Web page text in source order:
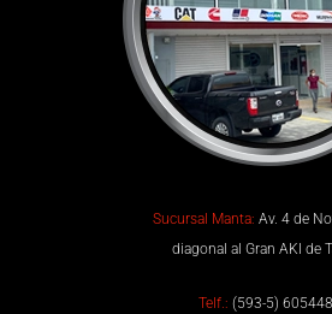
Sucursal Manta: Av. 4 de
diagonal al Gran AKI de
Telf.: (593-5)